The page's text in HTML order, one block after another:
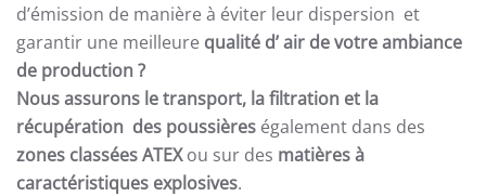
d’émission de manière à éviter leur dispersion et
garantir une meilleure qualité d’ air de votre ambiance
de production ?
Nous assurons le transport, la filtration et la
récupération des poussières également dans des
zones classées ATEXou sur des matières à
caractéristiques explosives.